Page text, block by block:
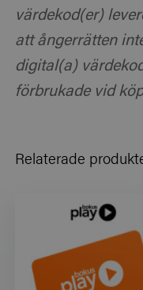
värdekod(er)
att ångerrätten
digital(a)
förbrukade vid
Relaterade